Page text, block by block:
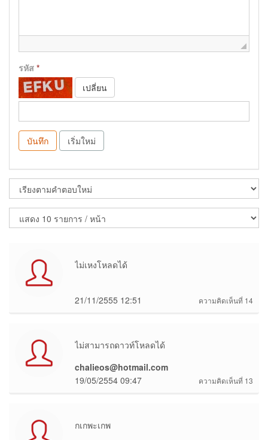
รหัส *
เปลี่ยน
บันทึก เริ่มใหม่
ไม่เหงโหลดได้
ความคิดเห็นที่ 14
21/11/2555 12:51
ไม่สามารถดาวท์โหลดได้
chalieos@hotmail.com
ความคิดเห็นที่ 13
19/05/2554 09:47
กเกพะเกพ